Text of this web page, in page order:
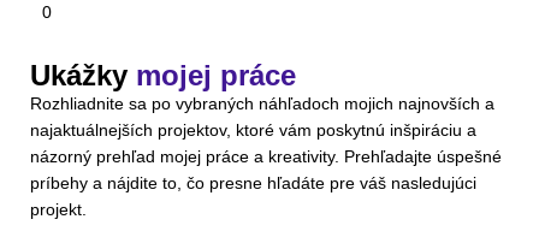
0
Ukážky mojej práce
Rozhliadnite sa po vybraných náhľadoch mojich najnovších a
najaktuálnejších projektov, ktoré vám poskytnú inšpiráciu a
názorný prehľad mojej práce a kreativity. Prehľadajte úspešné
príbehy a nájdite to, čo presne hľadáte pre váš nasledujúci
projekt.